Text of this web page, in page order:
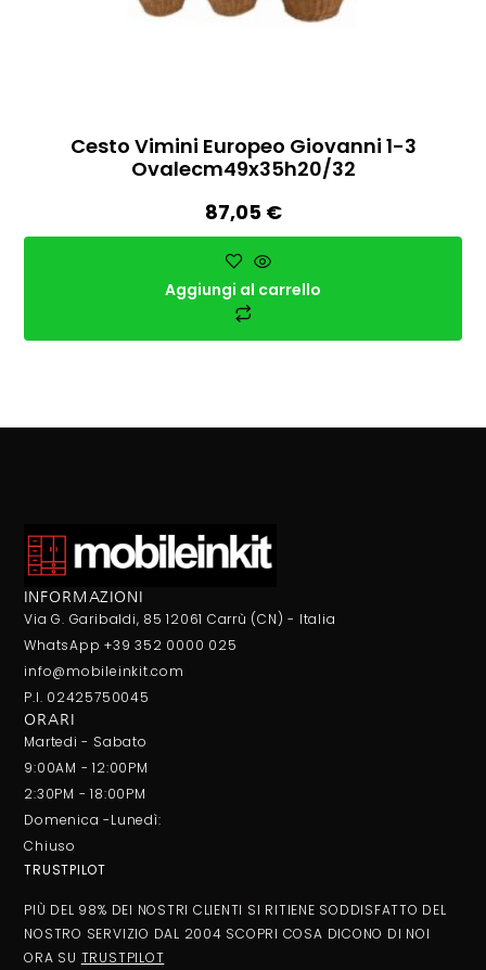
Cesto Vimini Europeo Giovanni 1-3
Ovalecm49x35h20/32
87,05 €
Aggiungi al carrello
INFORMAZIONI
Via G. Garibaldi, 85 12061 Carrù (CN) - Italia
WhatsApp +39 352 0000 025
info@mobileinkit.com
P.I. 02425750045
ORARI
Martedi - Sabato
9:00AM - 12:00PM
2:30PM - 18:00PM
Domenica -Lunedì:
Chiuso
TRUSTPILOT
PIÙ DEL 98% DEI NOSTRI CLIENTI SI RITIENE SODDISFATTO DEL
NOSTRO SERVIZIO DAL 2004 SCOPRI COSA DICONO DI NOI
ORA SU TRUSTPILOT